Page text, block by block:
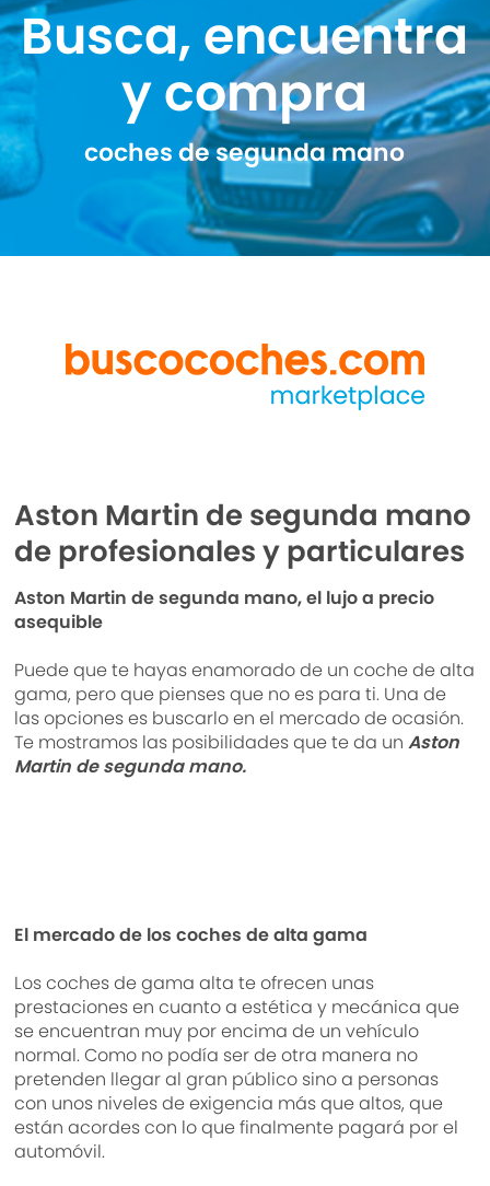
Busca, encuentra
y compra
coches de segunda mano
Aston Martin de segunda mano
de profesionales y particulares
Aston Martin de segunda mano, el lujo a precio
asequible
Puede que te hayas enamorado de un coche de alta
gama, pero que pienses que no es para ti. Una de
las opciones es buscarlo en el mercado de ocasión.
Te mostramos las posibilidades que te da unAston
Martin de segunda mano.
El mercado de los coches de alta gama
Los coches de gama alta te ofrecen unas
prestaciones en cuanto a estética y mecánica que
se encuentran muy por encima de un vehículo
normal. Como no podía ser de otra manera no
pretenden llegar al gran público sino a personas
con unos niveles de exigencia más que altos, que
están acordes con lo que finalmente pagará por el
automóvil.